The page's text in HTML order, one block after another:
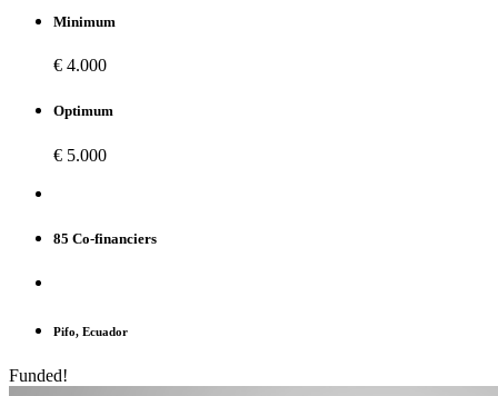
Minimum
€ 4.000
Optimum
€ 5.000
85 Co-financiers
Pifo, Ecuador
Funded!